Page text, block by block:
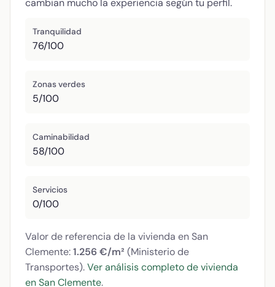
Tranquilidad
76/100
Zonas verdes
5/100
Caminabilidad
58/100
Servicios
0/100
Valor de referencia de la vivienda en San
Clemente:1.256 €/m² (Ministerio de
Transportes).Ver análisis completo de vivienda
en San Clemente.